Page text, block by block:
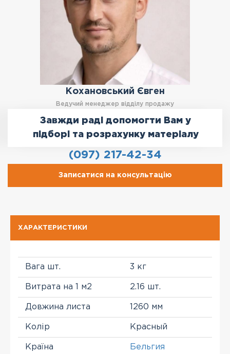
Кохановський Євген
Ведучий менеджер відділу продажу
Завжди раді допомогти Вам у
підборі та розрахунку матеріалу
(097) 217-42-34
Записатися на консультацію
ХАРАКТЕРИСТИКИ
Вага шт. 3 кг
Витрата на 1 м2 2.16 шт.
Довжина листа 1260 мм
Колір Красный
Країна Бельгия